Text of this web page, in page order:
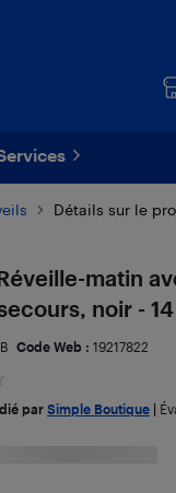
Détails sur le
matin
noir - 14
Code Web : 19217822
par Simple Boutique|